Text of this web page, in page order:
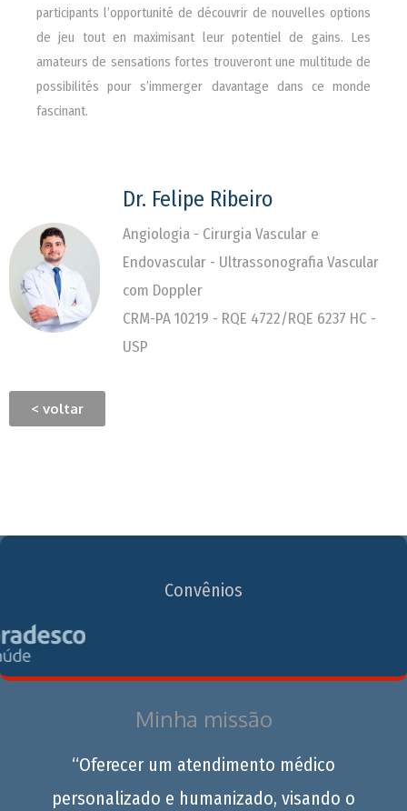
participants l’opportunité de découvrir de nouvelles options
de jeu tout en maximisant leur potentiel de gains. Les
amateurs de sensations fortes trouveront une multitude de
possibilités pour s’immerger davantage dans ce monde
fascinant.
Dr. Felipe Ribeiro
Angiologia - Cirurgia Vascular e
Endovascular - Ultrassonografia Vascular
com Doppler
CRM-PA 10219 - RQE 4722/RQE 6237 HC -
USP
< voltar
Convênios
Minha missão
“Oferecer um atendimento médico
personalizado e humanizado, visando o